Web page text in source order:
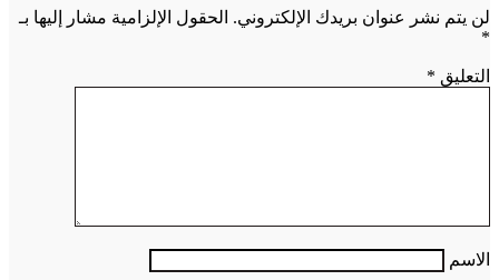
لن يتم نشر عنوان بريدك الإلكتروني. الحقول الإلزامية مشار إليها بـ
*
التعليق *
الاسم